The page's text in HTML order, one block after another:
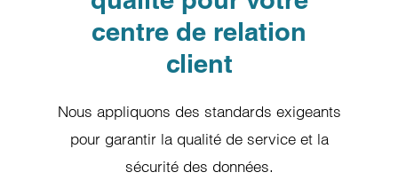
centre de relation
client
Nous appliquons des standards exigeants
pour garantir la qualité de service et la
sécurité des données.